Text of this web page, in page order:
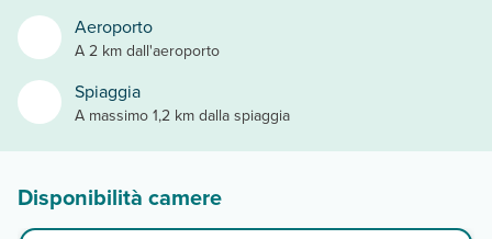
Aeroporto
A 2 km dall'aeroporto
Spiaggia
A massimo 1,2 km dalla spiaggia
Disponibilità camere